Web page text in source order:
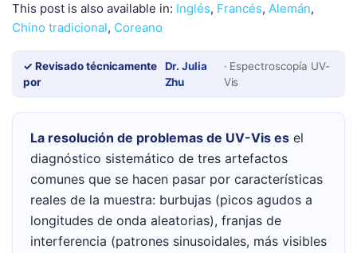
This post is also available in: Inglés Francés Alemán
Chino tradicional Coreano
✓ Revisado técnicamente
por
Dr. Julia
Zhu
· Espectroscopía UV-
Vis
La resolución de problemas de UV-Vis es el
diagnóstico sistemático de tres artefactos
comunes que se hacen pasar por características
reales de la muestra: burbujas (picos agudos a
longitudes de onda aleatorias), franjas de
interferencia (patrones sinusoidales, más visibles